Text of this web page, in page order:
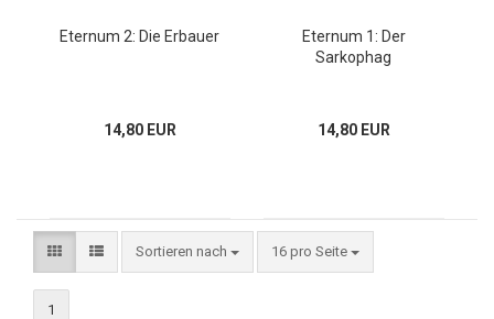
Eternum 2: Die Erbauer
14,80 EUR
Eternum 1: Der
Sarkophag
14,80 EUR
Sortieren nach 16 pro Seite
1